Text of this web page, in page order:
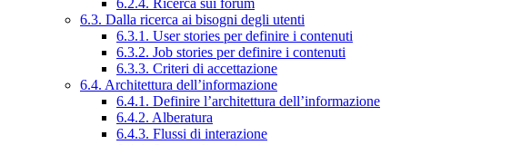
6.2.4. Ricerca sui forum
6.3. Dalla ricerca ai bisogni degli utenti
6.3.1. User stories per definire i contenuti
6.3.2. Job stories per definire i contenuti
6.3.3. Criteri di accettazione
6.4. Architettura dell’informazione
6.4.1. Definire l’architettura dell’informazione
6.4.2. Alberatura
6.4.3. Flussi di interazione